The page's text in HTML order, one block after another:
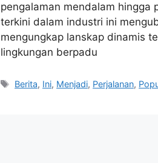
pengalaman mendalam hingga
terkini dalam industri ini
mengungkap lanskap dinamis
lingkungan berpadu
Tags
Berita, Ini, Menjadi, Perjalanan,